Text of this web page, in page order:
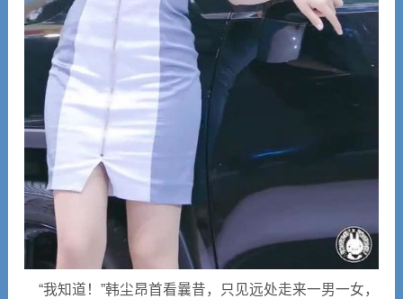
“我知道！”韩尘昂首看曩昔，只见远处走来一男一女，